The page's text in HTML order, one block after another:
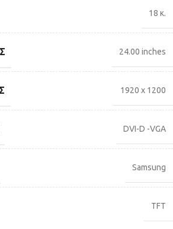
18 κ.
24.00 inches
1920 x 1200
DVI-D -VGA
Samsung
TFT